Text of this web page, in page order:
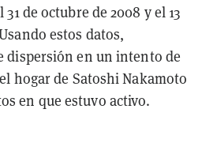
de octubre de 2008 y el 13
estos datos,
dispersión en un intento de
hogar de Satoshi Nakamoto
en que estuvo activo.